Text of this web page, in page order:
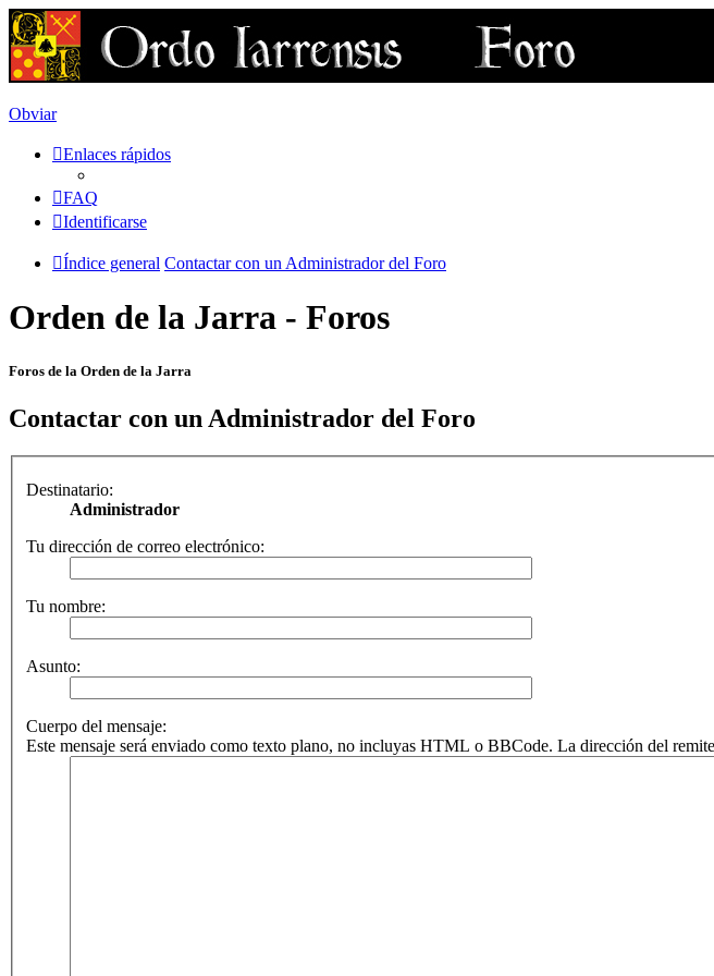
Obviar
Enlaces rápidos
FAQ
Identificarse
Índice general Contactar con un Administrador del Foro
Orden de la Jarra - Foros
Foros de la Orden de la Jarra
Contactar con un Administrador del Foro
Destinatario:
Administrador
Tu dirección de correo electrónico:
Tu nombre:
Asunto:
Cuerpo del mensaje:
Este mensaje será enviado como texto plano, no incluyas HTML o BBCode. La dirección del